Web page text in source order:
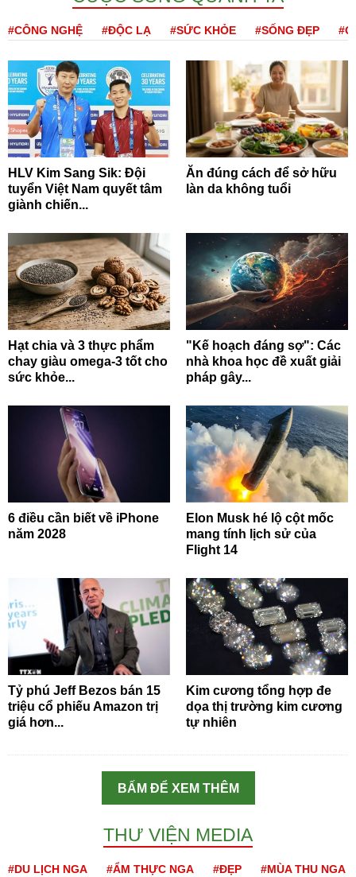
#CÔNG NGHỆ #ĐỘC LẠ #SỨC KHỎE #SỐNG ĐẸP
HLV Kim Sang Sik: Đội
tuyển Việt Nam quyết tâm
giành chiến...
Ăn đúng cách để sở hữu
làn da không tuổi
Hạt chia và 3 thực phẩm
chay giàu omega-3 tốt cho
sức khỏe...
"Kế hoạch đáng sợ": Các
nhà khoa học đề xuất giải
pháp gây...
6 điều cần biết về iPhone
năm 2028
Elon Musk hé lộ cột mốc
mang tính lịch sử của
Flight 14
Tỷ phú Jeff Bezos bán 15
triệu cổ phiếu Amazon trị
giá hơn...
Kim cương tổng hợp đe
dọa thị trường kim cương
tự nhiên
BẤM ĐỂ XEM THÊM
THƯ VIỆN MEDIA
#DU LỊCH NGA #ẨM THỰC NGA #ĐẸP #MÙA THU NGA